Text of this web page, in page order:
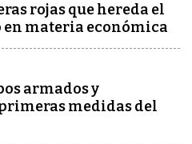
rojas que hereda el
en materia económica
armados y
medidas del